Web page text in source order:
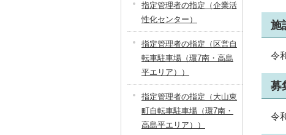
施
令
募
令
指定管理者の指定（企業活
性化センター）
指定管理者の指定（区営自
転車駐車場（環7南・高島
平エリア））
指定管理者の指定（大山東
町自転車駐車場（環7南・
高島平エリア））